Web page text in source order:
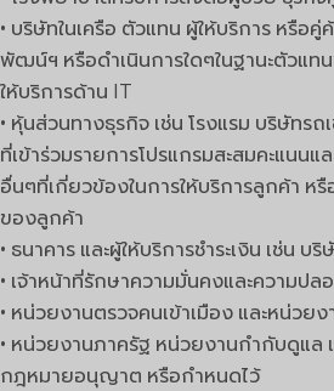
• บริษัทในเครือ ตัวแทน ผู้ให้บริการ หรือ
พัฒน์ฯ หรือดำเนินการใดๆในฐานะตัวแ
ให้บริการด้าน IT
• หุ้นส่วนทางธุรกิจ เช่น โรงแรม บริษัทร
ที่เข้าร่วมรายการโปรแกรมสะสมคะแนนแ
อื่นๆที่เกี่ยวข้องในการให้บริการลูกค้า
ของลูกค้า
• ธนาคาร และผู้ให้บริการชำระเงิน เช่น
• เจ้าหน้าที่รักษาความมั่นคงและความปล
• หน่วยงานตรวจคนเข้าเมือง และหน่วย
• หน่วยงานภาครัฐ หน่วยงานกำกับดูแล
กฎหมายอนุญาต หรือกำหนดไว้